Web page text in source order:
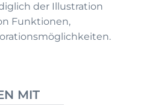
der Illustration
Funktionen,
MIT